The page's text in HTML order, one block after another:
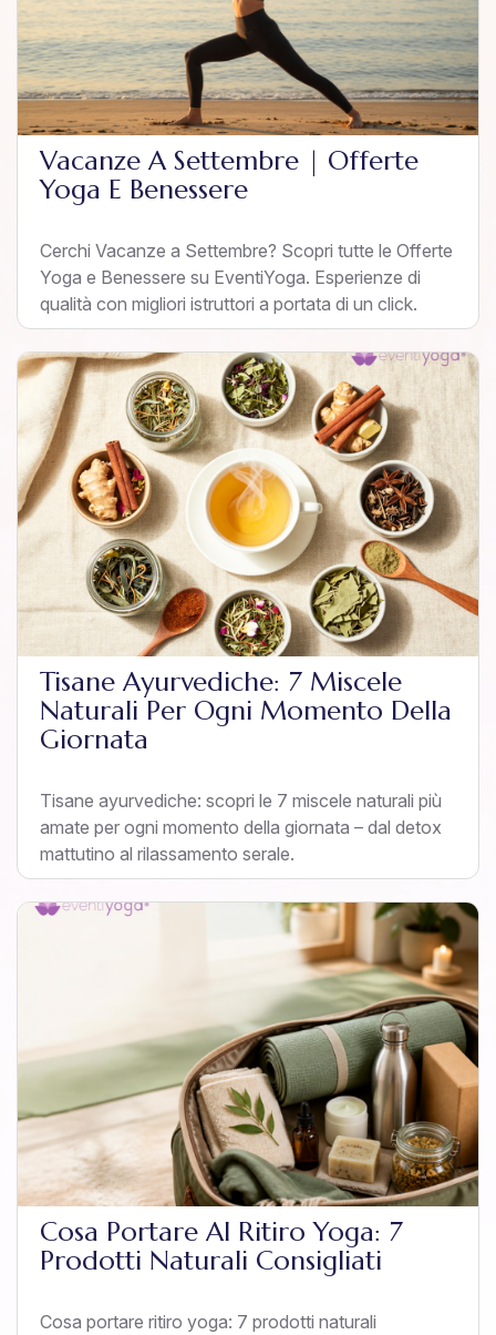
Vacanze A Settembre | Offerte
Yoga E Benessere
Cerchi Vacanze a Settembre? Scopri tutte le Offerte
Yoga e Benessere su EventiYoga. Esperienze di
qualità con migliori istruttori a portata di un click.
Tisane Ayurvediche: 7 Miscele
Naturali Per Ogni Momento Della
Giornata
Tisane ayurvediche: scopri le 7 miscele naturali più
amate per ogni momento della giornata – dal detox
mattutino al rilassamento serale.
Cosa Portare Al Ritiro Yoga: 7
Prodotti Naturali Consigliati
Cosa portare ritiro yoga: 7 prodotti naturali